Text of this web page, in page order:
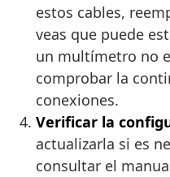
estos cables,
veas que puede
un multímetro no
comprobar la
conexiones.
Verificar la
actualizarla si es
consultar el